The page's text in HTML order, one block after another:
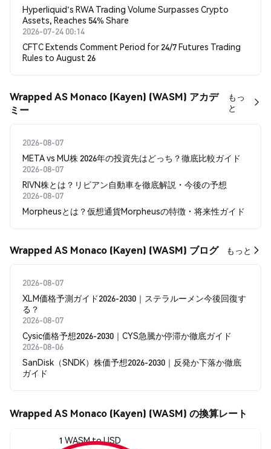
Hyperliquid's RWA Trading Volume Surpasses Crypto
Assets, Reaches 54% Share
2026-07-24 00:14
CFTC Extends Comment Period for 24/7 Futures Trading
Rules to August 26
Wrapped AS Monaco (Kayen) (WASM) アカデ
ミー
もっ
と
2026-08-07
META vs MU株 2026年の投資先はどっち？徹底比較ガイド
2026-08-07
RIVN株とは？リビアン自動車を徹底解説・今後の予想
2026-08-07
Morpheusとは？仮想通貨Morpheusの特徴・将来性ガイド
Wrapped AS Monaco (Kayen) (WASM) ブログ もっと
2026-08-07
XLM価格予測ガイド2026-2030｜ステラルーメン今後回復す
る？
2026-08-07
Cysic価格予想2026-2030｜CYS急騰か停滞か徹底ガイド
2026-08-06
SanDisk（SNDK）株価予想2026-2030｜反発か下落か徹底
ガイド
Wrapped AS Monaco (Kayen) (WASM) の換算レート
1 WASM to USD